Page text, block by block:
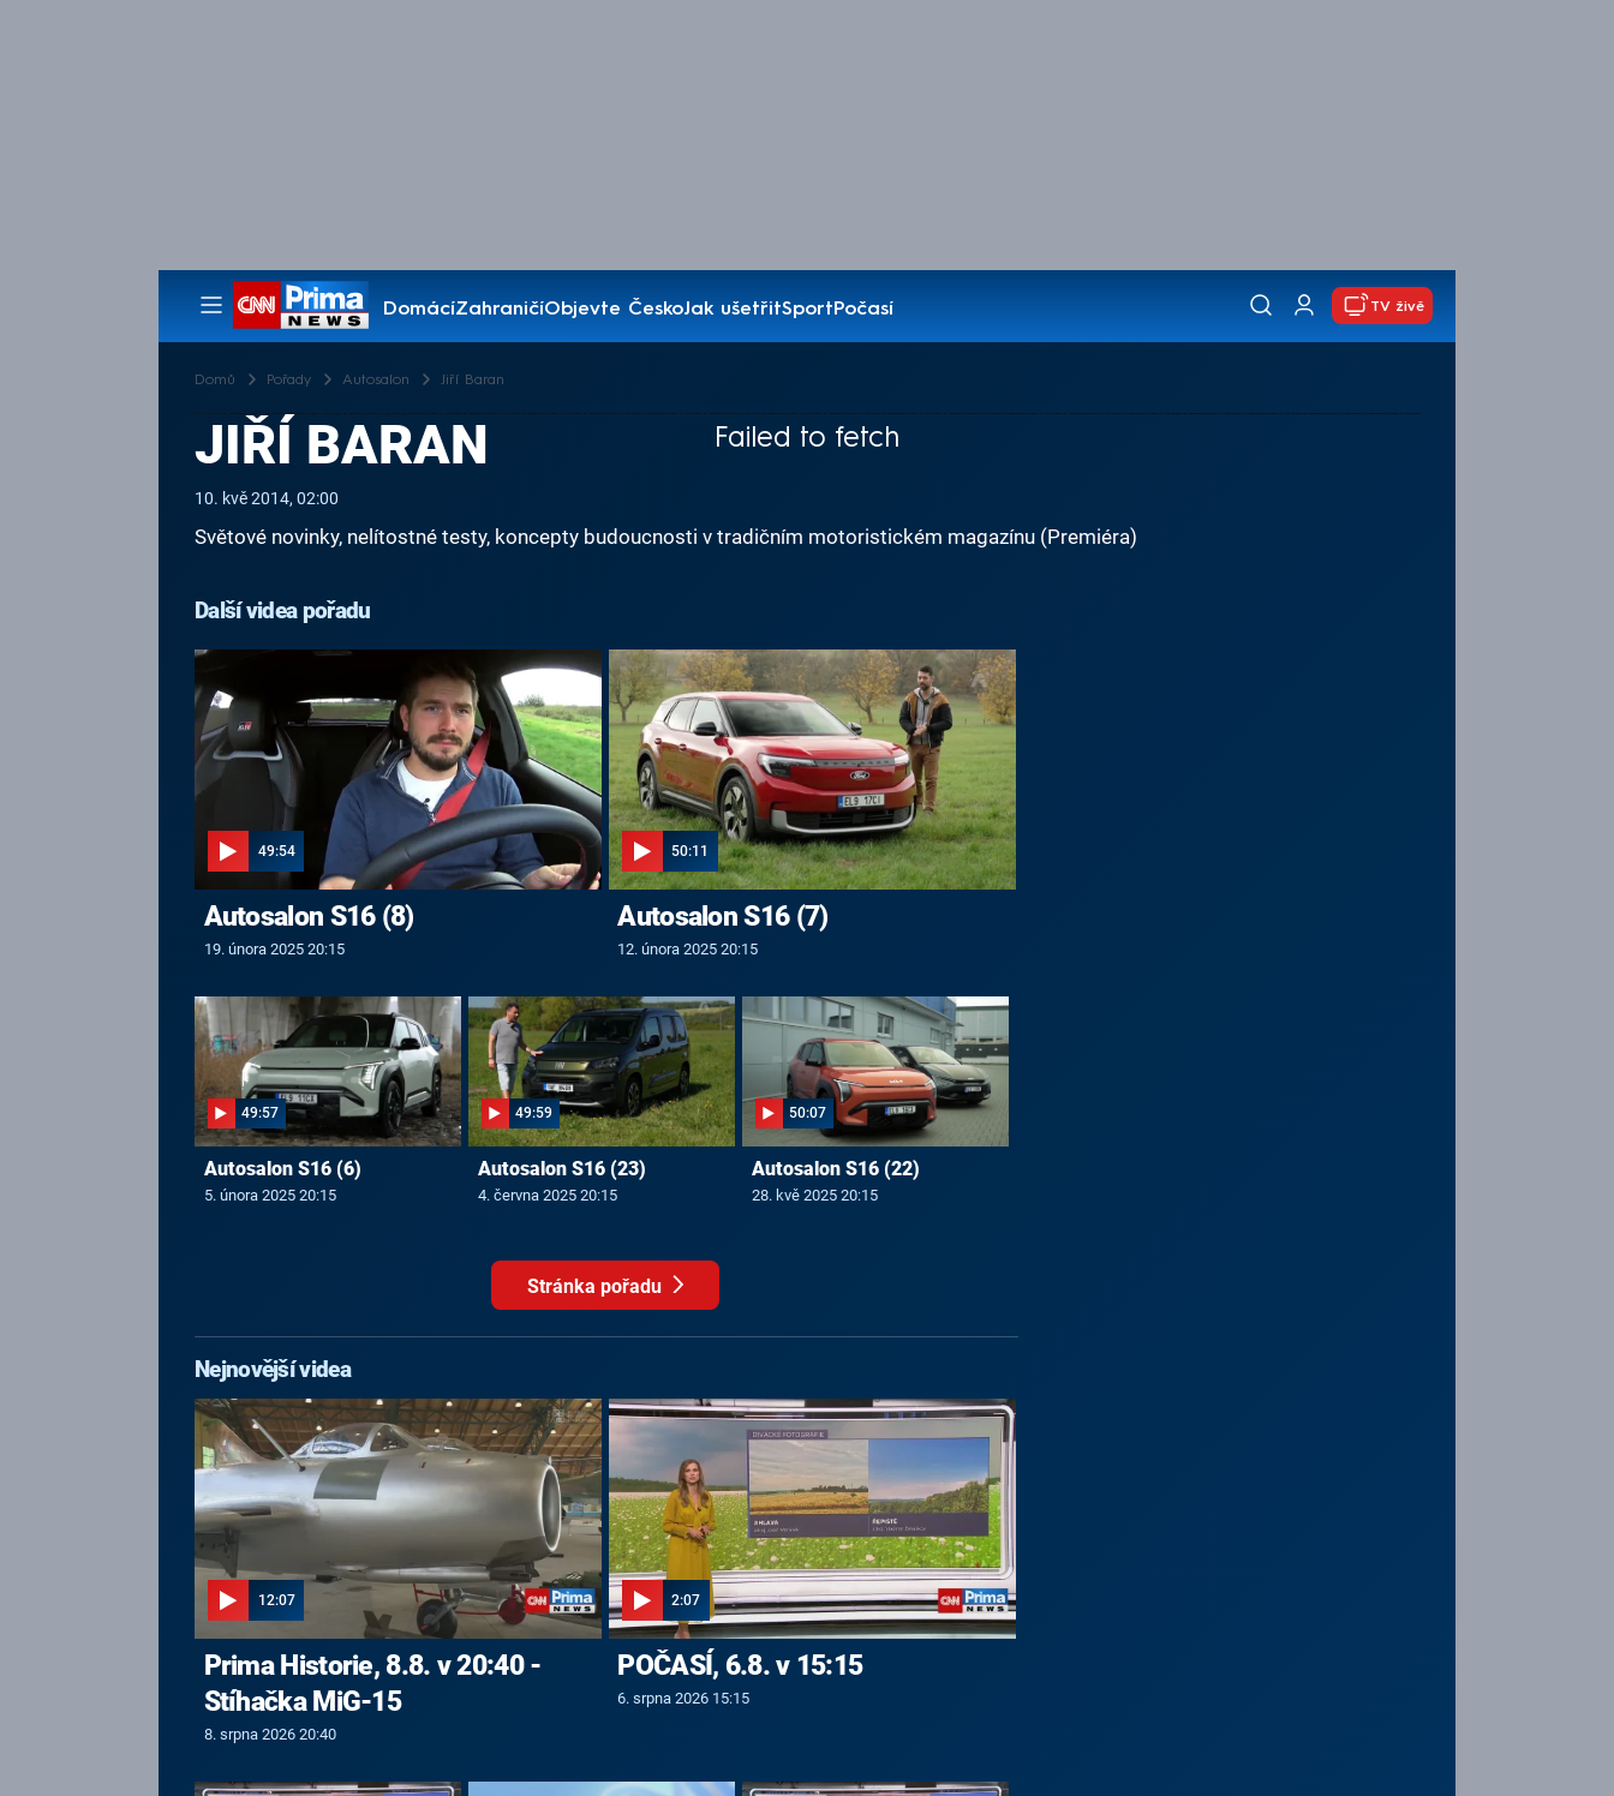
DomácíZahraničíObjevte ČeskoJak ušetřitSportPočasí
Pořady
TV živě
Domů Pořady Autosalon Jiří Baran
Failed to fetch
JIŘÍ BARAN
10. kvě 2014, 02:00
Světové novinky, nelítostné testy, koncepty budoucnosti v tradičním motoristickém magazínu (Premiéra)
Další videa pořadu
49:54
Autosalon S16 (8)
19. února 2025 20:15
50:11
Autosalon S16 (7)
12. února 2025 20:15
49:57
Autosalon S16 (6)
5. února 2025 20:15
49:59
Autosalon S16 (23)
4. června 2025 20:15
50:07
Autosalon S16 (22)
28. kvě 2025 20:15
Stránka pořadu
Nejnovější videa
12:07
Prima Historie, 8.8. v 20:40 -
Stíhačka MiG-15
8. srpna 2026 20:40
2:07
POČASÍ, 6.8. v 15:15
6. srpna 2026 15:15